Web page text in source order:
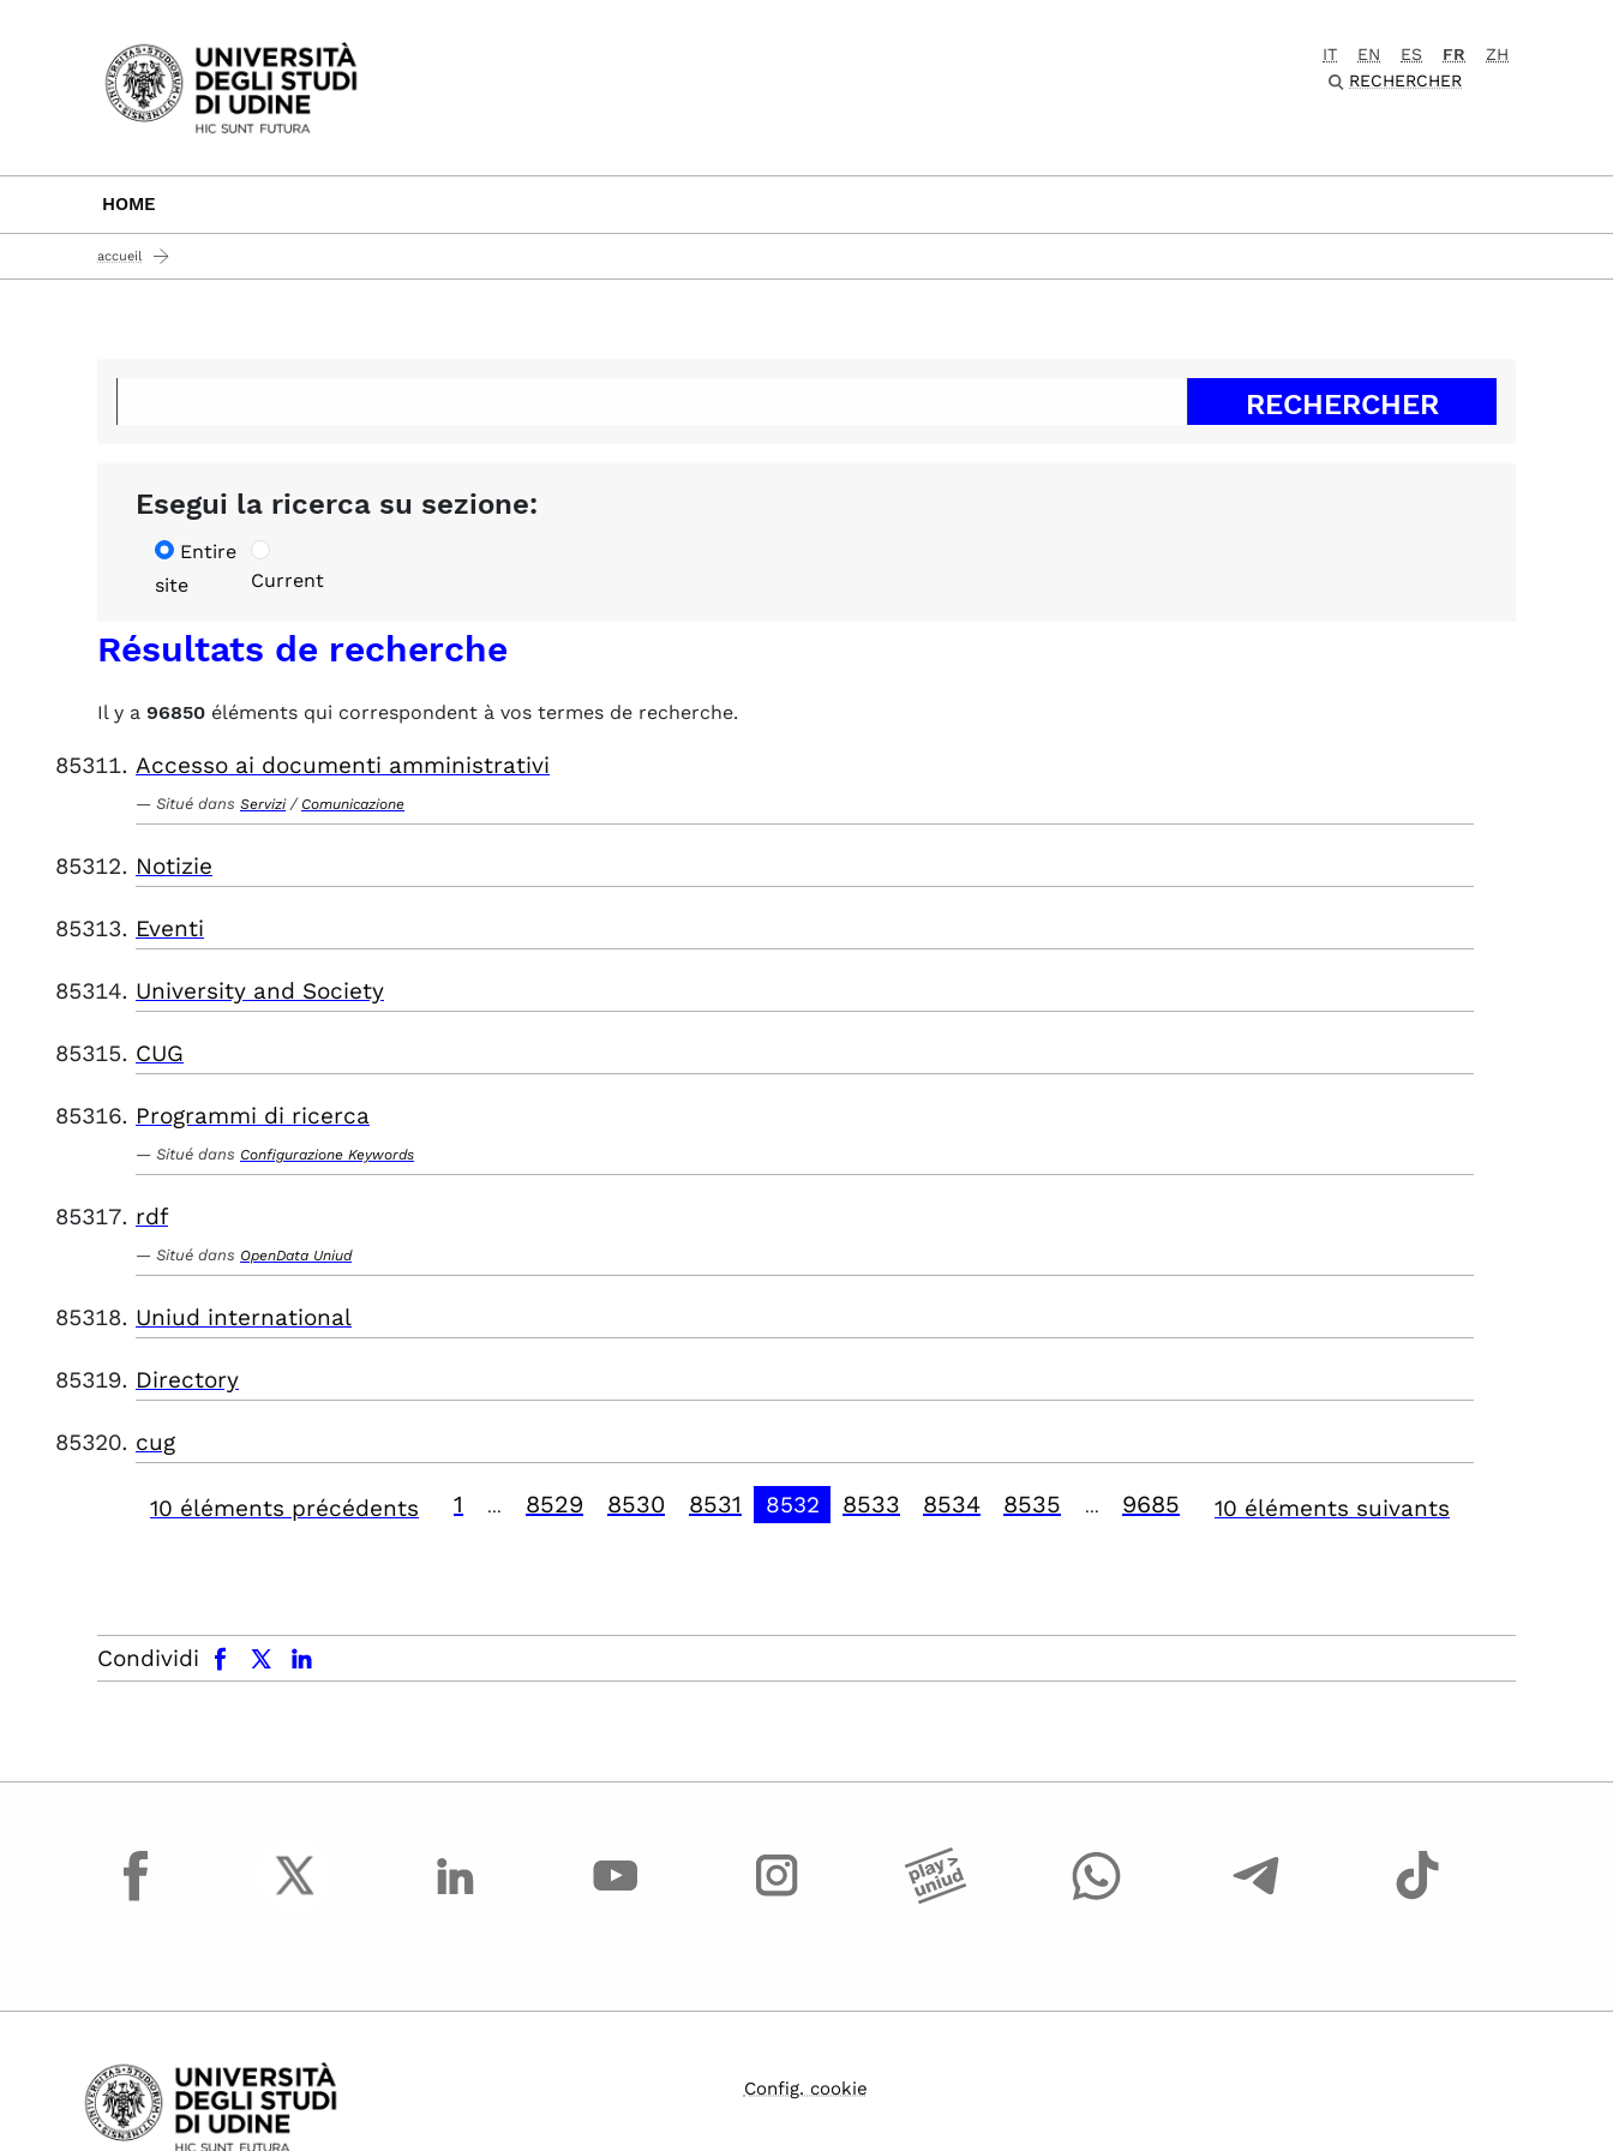
Passa al contenuto principale
IT EN ES FR
ZH
RECHERCHER
HOME
accueil
Esegui la ricerca su sezione:
Entire
site
Current
Résultats de recherche
Il y a 96850 éléments qui correspondent à vos termes de recherche.
Accesso ai documenti amministrativi
Situé dans Servizi / Comunicazione
Notizie
Eventi
University and Society
CUG
Programmi di ricerca
Situé dans Configurazione Keywords
rdf
Situé dans OpenData Uniud
Uniud international
Directory
cug
10 éléments précédents 1 8529 8530 8531 8532 8533 8534 8535 9685 10 éléments suivants
Condividi
facebook x.com linkedin
facebook
Config. cookie